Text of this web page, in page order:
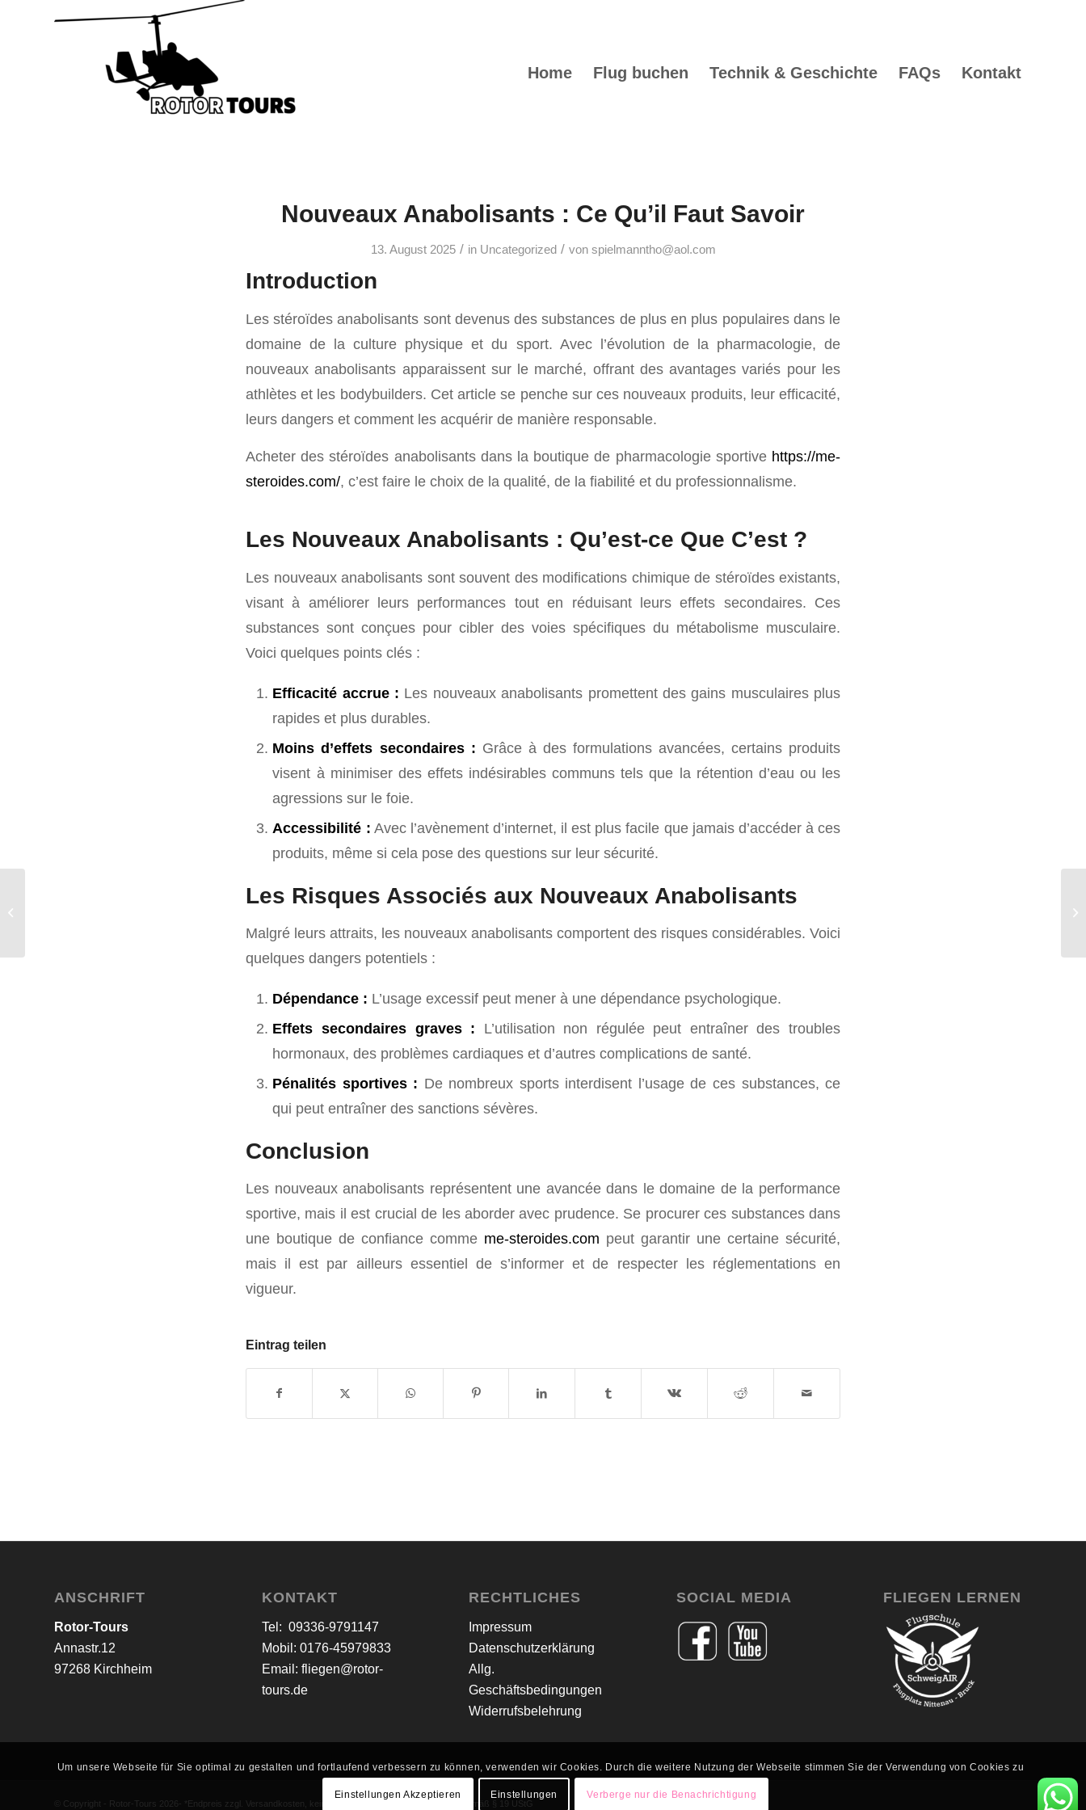
Home Flug buchen Technik & Geschichte FAQs Kontakt
Nouveaux Anabolisants : Ce Qu’il Faut Savoir
13. August 2025 / in Uncategorized / von spielmanntho@aol.com
Introduction
Les stéroïdes anabolisants sont devenus des substances de plus en plus populaires dans le
domaine de la culture physique et du sport. Avec l’évolution de la pharmacologie, de
nouveaux anabolisants apparaissent sur le marché, offrant des avantages variés pour les
athlètes et les bodybuilders. Cet article se penche sur ces nouveaux produits, leur efficacité,
leurs dangers et comment les acquérir de manière responsable.
Acheter des stéroïdes anabolisants dans la boutique de pharmacologie sportive https://me-
steroides.com/, c’est faire le choix de la qualité, de la fiabilité et du professionnalisme.
Les Nouveaux Anabolisants : Qu’est-ce Que C’est ?
Les nouveaux anabolisants sont souvent des modifications chimique de stéroïdes existants,
visant à améliorer leurs performances tout en réduisant leurs effets secondaires. Ces
substances sont conçues pour cibler des voies spécifiques du métabolisme musculaire.
Voici quelques points clés :
Efficacité accrue : Les nouveaux anabolisants promettent des gains musculaires plus
rapides et plus durables.
Moins d’effets secondaires : Grâce à des formulations avancées, certains produits
visent à minimiser des effets indésirables communs tels que la rétention d’eau ou les
agressions sur le foie.
Accessibilité : Avec l’avènement d’internet, il est plus facile que jamais d’accéder à ces
produits, même si cela pose des questions sur leur sécurité.
Les Risques Associés aux Nouveaux Anabolisants
Malgré leurs attraits, les nouveaux anabolisants comportent des risques considérables. Voici
quelques dangers potentiels :
Dépendance : L’usage excessif peut mener à une dépendance psychologique.
Effets secondaires graves : L’utilisation non régulée peut entraîner des troubles
hormonaux, des problèmes cardiaques et d’autres complications de santé.
Pénalités sportives : De nombreux sports interdisent l’usage de ces substances, ce
qui peut entraîner des sanctions sévères.
Conclusion
Les nouveaux anabolisants représentent une avancée dans le domaine de la performance
sportive, mais il est crucial de les aborder avec prudence. Se procurer ces substances dans
une boutique de confiance comme me-steroides.com peut garantir une certaine sécurité,
mais il est par ailleurs essentiel de s’informer et de respecter les réglementations en
vigueur.
Eintrag teilen
ANSCHRIFT
Rotor-Tours
Annastr.12
97268 Kirchheim
KONTAKT
Tel: 09336-9791147
Mobil: 0176-45979833
Email: fliegen@rotor-
tours.de
RECHTLICHES
Impressum
Datenschutzerklärung
Allg.
Geschäftsbedingungen
Widerrufsbelehrung
SOCIAL MEDIA FLIEGEN LERNEN
© Copyright - Rotor-Tours 2026- *Endpreis zzgl. Versandkosten, keine Ausweisung der Mehrwertsteuer gemäß § 19 UStG
Um unsere Webseite für Sie optimal zu gestalten und fortlaufend verbessern zu können, verwenden wir Cookies. Durch die weitere Nutzung der Webseite stimmen Sie der Verwendung von Cookies zu
Einstellungen Akzeptieren Einstellungen Verberge nur die Benachrichtigung